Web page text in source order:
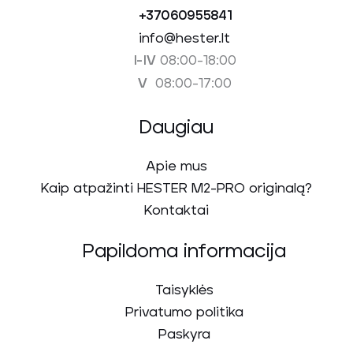
+37060955841
info@hester.lt
I-IV 08:00-18:00
V 08:00-17:00
Daugiau
Apie mus
Kaip atpažinti HESTER M2-PRO originalą?
Kontaktai
Papildoma informacija
Taisyklės
Privatumo politika
Paskyra